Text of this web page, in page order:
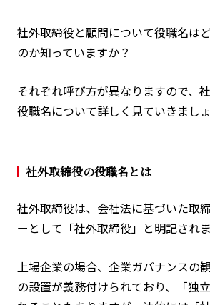
社外取締役と顧問について役職名は
のか知っていますか？
それぞれ呼び方が異なりますので、
役職名について詳しく見ていきましょ
社外取締役の役職名とは
社外取締役は、会社法に基づいた取
ーとして「社外取締役」と明記されま
上場企業の場合、企業ガバナンスの
の設置が義務付けられており、「独